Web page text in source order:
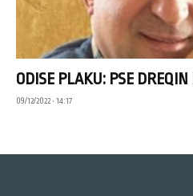
ODISE PLAKU: PSE
09/12/2022 • 14:17